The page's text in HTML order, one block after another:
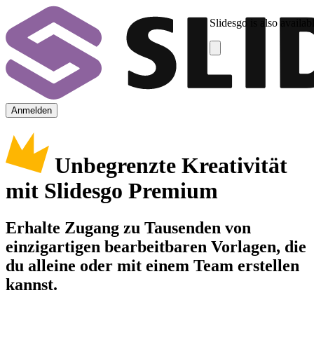
Slidesgo is also
Anmelden
Unbegrenzte Kreativität
mit Slidesgo Premium
Erhalte Zugang zu Tausenden von
einzigartigen bearbeitbaren Vorlagen, die
du alleine oder mit einem Team erstellen
kannst.